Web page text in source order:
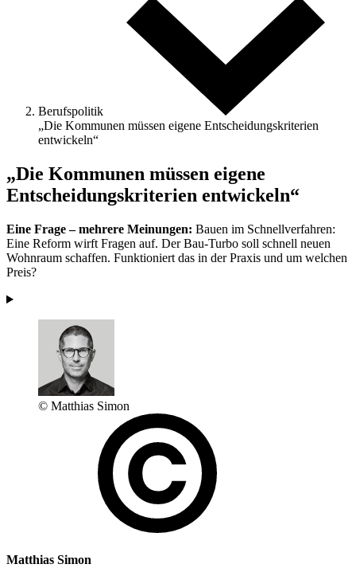
Berufspolitik
„Die Kommunen müssen eigene Entscheidungskriterien
entwickeln“
„Die Kommunen müssen eigene
Entscheidungskriterien entwickeln“
Eine Frage – mehrere Meinungen: Bauen im Schnellverfahren:
Eine Reform wirft Fragen auf. Der Bau-Turbo soll schnell neuen
Wohnraum schaffen. Funktioniert das in der Praxis und um welchen
Preis?
© Matthias Simon
Matthias Simon